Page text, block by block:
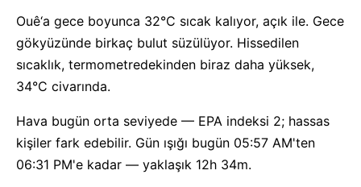
Ouê‘a gece boyunca 32°C sıcak kalıyor, açık ile. Gece
gökyüzünde birkaç bulut süzülüyor. Hissedilen
sıcaklık, termometredekinden biraz daha yüksek,
34°C civarında.
Hava bugün orta seviyede — EPA indeksi 2; hassas
kişiler fark edebilir. Gün ışığı bugün 05:57 AM'ten
06:31 PM'e kadar — yaklaşık 12h 34m.